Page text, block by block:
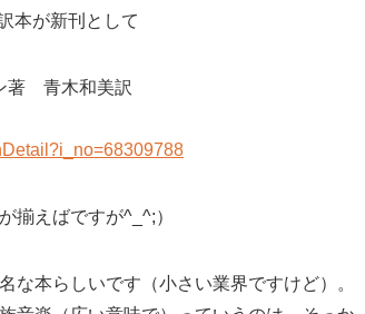
本が新刊として
著 青木和美訳
揃えばですが^_^;）
な本らしいです（小さい業界ですけど）。